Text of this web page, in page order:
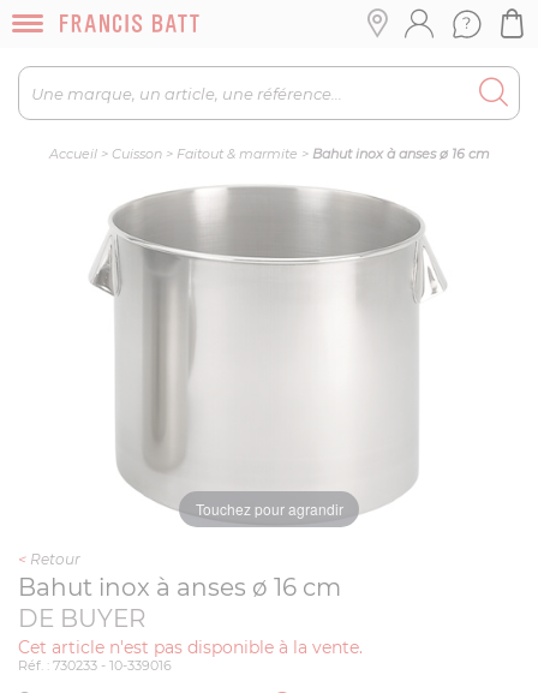
Accueil> Cuisson> Faitout & marmite > Bahut inox à anses ø 16 cm
Touchez pour agrandir
< Retour
Bahut inox à anses ø 16 cm
DE BUYER
Cet article n'est pas disponible à la vente.
Réf. : 730233 - 10-339016